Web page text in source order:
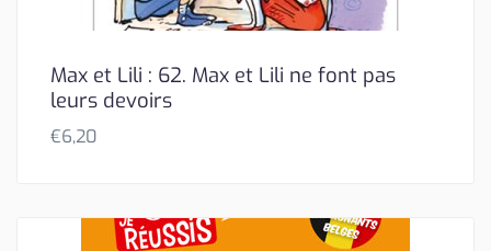
Max et Lili : 62. Max et Lili ne font pas
leurs devoirs
€6,20